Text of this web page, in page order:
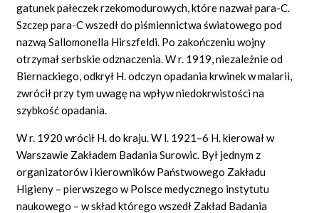
gatunek pałeczek rzekomodurowych, które nazwał para-C.
Szczep para-C wszedł do piśmiennictwa światowego pod
nazwą Sallomonella Hirszfeldi. Po zakończeniu wojny
otrzymał serbskie odznaczenia. W r. 1919, niezależnie od
Biernackiego, odkrył H. odczyn opadania krwinek w malarii,
zwrócił przy tym uwagę na wpływ niedokrwistości na
szybkość opadania.
W r. 1920 wrócił H. do kraju. W l. 1921–6 H. kierował w
Warszawie Zakładem Badania Surowic. Był jednym z
organizatorów i kierowników Państwowego Zakładu
Higieny – pierwszego w Polsce medycznego instytutu
naukowego – w skład którego wszedł Zakład Badania